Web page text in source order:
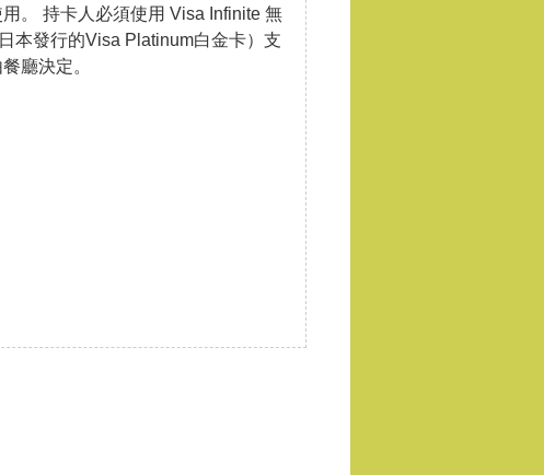
晚餐品嚐菜單價值 250,000 韓元，可獲贈餐酒一支。
至5 日。
晚餐品嚐菜單價值 250,000 韓元，可獲贈餐酒一
位日期前 72 小時取消訂位，則全額押金將被退還。
一次取消訂位後，客人可以更改訂位日期 1 次。
23日、12月19日至1月3日，以及在IGNIV曼谷舉行的
。 持卡人必須使用 Visa Infinite 無
本發行的Visa Platinum白金卡）支
廳決定。